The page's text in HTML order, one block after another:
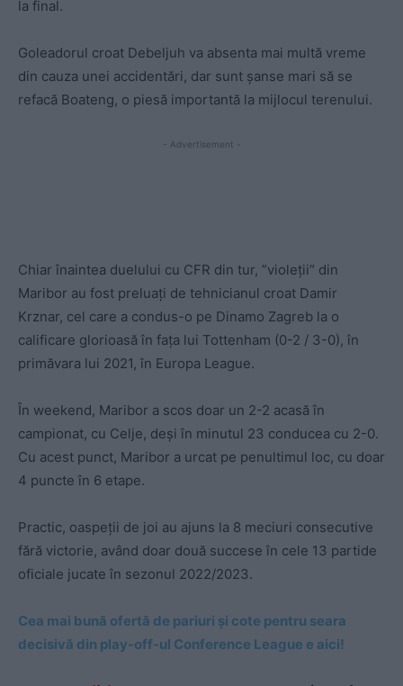
la final.
Goleadorul croat Debeljuh va absenta mai multă vreme
din cauza unei accidentări, dar sunt șanse mari să se
refacă Boateng, o piesă importantă la mijlocul terenului.
- Advertisement -
Chiar înaintea duelului cu CFR din tur, ”violeții” din
Maribor au fost preluați de tehnicianul croat Damir
Krznar, cel care a condus-o pe Dinamo Zagreb la o
calificare glorioasă în fața lui Tottenham (0-2 / 3-0), în
primăvara lui 2021, în Europa League.
În weekend, Maribor a scos doar un 2-2 acasă în
campionat, cu Celje, deși în minutul 23 conducea cu 2-0.
Cu acest punct, Maribor a urcat pe penultimul loc, cu doar
4 puncte în 6 etape.
Practic, oaspeții de joi au ajuns la 8 meciuri consecutive
fără victorie, având doar două succese în cele 13 partide
oficiale jucate în sezonul 2022/2023.
Cea mai bună ofertă de pariuri și cote pentru seara
decisivă din play-off-ul Conference League e aici!